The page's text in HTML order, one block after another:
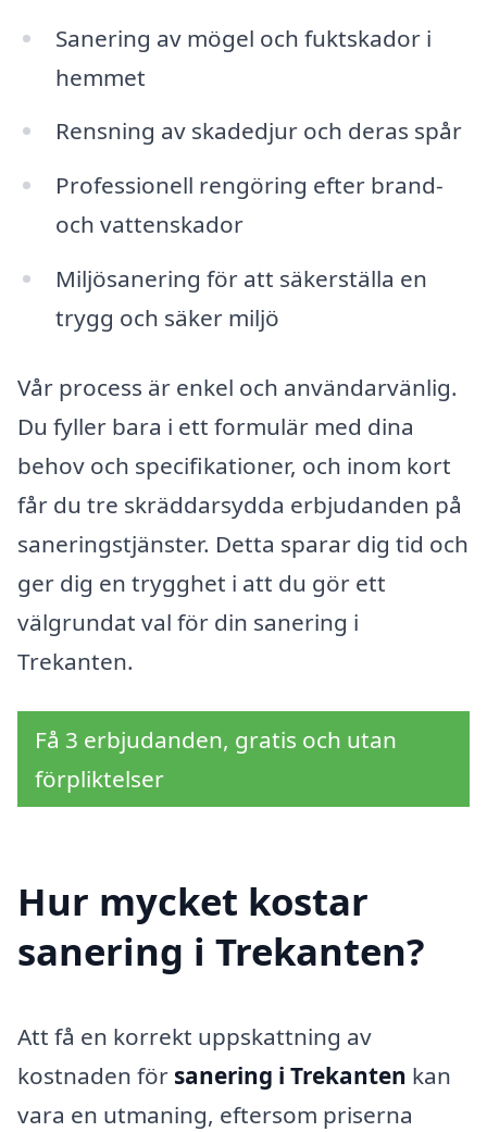
Sanering av mögel och fuktskador i
hemmet
Rensning av skadedjur och deras spår
Professionell rengöring efter brand-
och vattenskador
Miljösanering för att säkerställa en
trygg och säker miljö
Vår process är enkel och användarvänlig.
Du fyller bara i ett formulär med dina
behov och specifikationer, och inom kort
får du tre skräddarsydda erbjudanden på
saneringstjänster. Detta sparar dig tid och
ger dig en trygghet i att du gör ett
välgrundat val för din sanering i
Trekanten.
Få 3 erbjudanden, gratis och utan
förpliktelser
Hur mycket kostar
sanering i Trekanten?
Att få en korrekt uppskattning av
kostnaden för sanering i Trekanten kan
vara en utmaning, eftersom priserna